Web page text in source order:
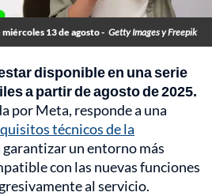
13 de agosto - Getty Images y Freepik
disponible en una serie
a partir de agosto de 2025.
por Meta, responde a una
técnicos de la
garantizar un entorno más
con las nuevas funciones
al servicio.